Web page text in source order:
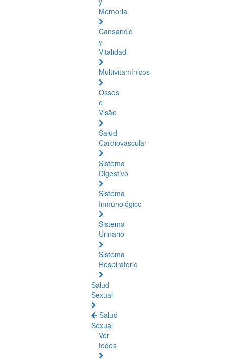
Memoria
Cansancio
y
Vitalidad
Multivitamínicos
Ossos
e
Visão
Salud
Cardiovascular
Sistema
Digestivo
Sistema
Inmunológico
Sistema
Urinario
Sistema
Respiratorio
Salud
Sexual
Salud
Sexual
Ver
todos